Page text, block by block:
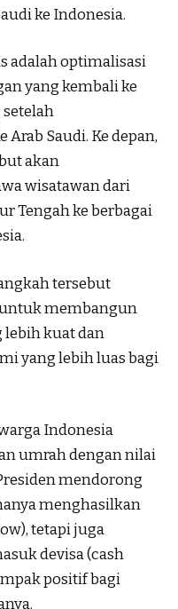
ke Indonesia.
adalah optimalisasi
yang kembali ke
Saudi. Ke depan,
akan
wisatawan dari
Tengah ke berbagai
tersebut
membangun
lebih kuat dan
yang lebih luas bagi
Indonesia
umrah dengan nilai
mendorong
menghasilkan
tetapi juga
devisa (cash
positif bagi